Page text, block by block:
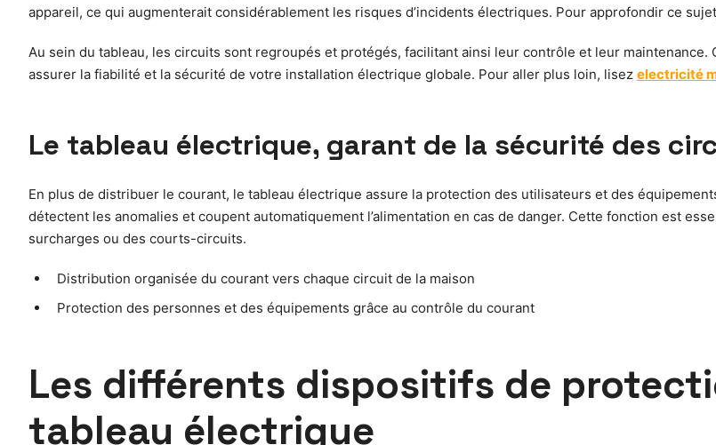
appareil, ce qui augmenterait considérablement les risques d’incidents électriques. Pour approfondir ce
Au sein du tableau, les circuits sont regroupés et protégés, facilitant ainsi leur contrôle et leur
assurer la fiabilité et la sécurité de votre installation électrique globale. Pour aller plus loin, lisez electricité
Le tableau électrique, garant de la sécurité des
En plus de distribuer le courant, le tableau électrique assure la protection des utilisateurs et des
détectent les anomalies et coupent automatiquement l’alimentation en cas de danger. Cette fonction est
surcharges ou des courts-circuits.
Distribution organisée du courant vers chaque circuit de la maison
Protection des personnes et des équipements grâce au contrôle du courant
Les différents dispositifs de
tableau électrique